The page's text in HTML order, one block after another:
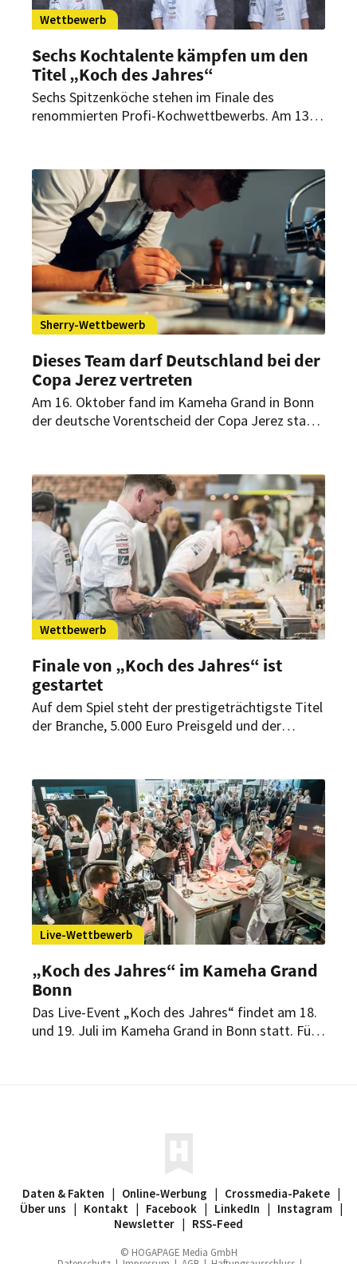
Wettbewerb
Sechs Kochtalente kämpfen um den
Titel „Koch des Jahres“
Sechs Spitzenköche stehen im Finale des
renommierten Profi-Kochwettbewerbs. Am 13.
stellen, die es so bei „Koch des Jahres“ noch nie
gegeben hat.
Sherry-Wettbewerb
Dieses Team darf Deutschland bei der
Copa Jerez vertreten
Am 16. Oktober fand im Kameha Grand in Bonn
der deutsche Vorentscheid der Copa Jerez statt.
internationalen Finale des Sherry-Wettbewerbs
vertreten.
Wettbewerb
Finale von „Koch des Jahres“ ist
gestartet
Auf dem Spiel steht der prestigeträchtigste Titel
der Branche, 5.000 Euro Preisgeld und der
Kameha Grand in Bonn um den
prestigeträchtigen Titel.
Live-Wettbewerb
„Koch des Jahres“ im Kameha Grand
Bonn
Das Live-Event „Koch des Jahres“ findet am 18.
und 19. Juli im Kameha Grand in Bonn statt. Für
Daten & Fakten | Online-Werbung | Crossmedia-Pakete |
Über uns | Kontakt | Facebook | LinkedIn | Instagram |
Newsletter | RSS-Feed
© HOGAPAGE Media GmbH